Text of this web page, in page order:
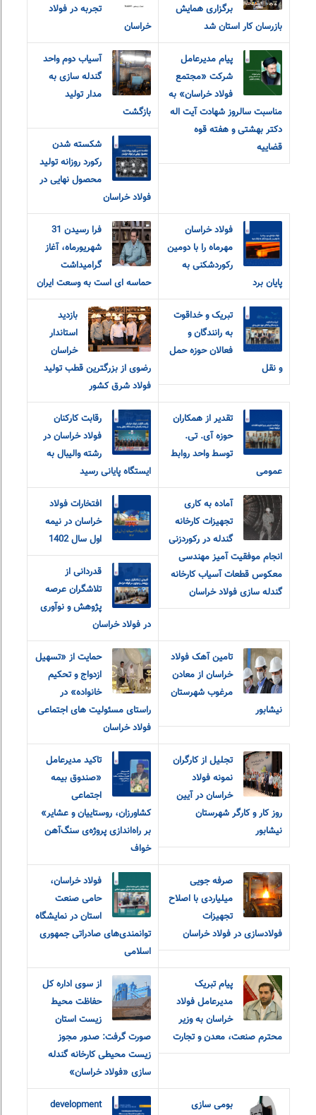
برگزاری همایش
بازرسان کار استان شد
تجربه در فولاد
خراسان
پیام مدیرعامل
شرکت «مجتمع
فولاد خراسان» به
مناسبت سالروز شهادت آیت اله
دکتر بهشتی و هفته قوه
قضاییه
آسیاب دوم واحد
گندله سازی به
مدار تولید
بازگشت
شکسته شدن
رکورد روزانه تولید
محصول نهایی در
فولاد خراسان
فولاد خراسان
مهرماه را با دومین
رکوردشکنی به
پایان برد
فرا رسیدن 31
شهریورماه، آغاز
گرامیداشت
حماسه ای است به وسعت ایران
تبریک و خداقوت
به رانندگان و
فعالان حوزه حمل
و نقل
بازدید
استاندار
خراسان
رضوی از بزرگترین قطب تولید
فولاد شرق کشور
تقدیر از همکاران
حوزه آی. تی.
توسط واحد روابط
عمومی
رقابت کارکنان
فولاد خراسان در
رشته والیبال به
ایستگاه پایانی رسید
آماده به کاری
تجهیزات کارخانه
گندله در رکوردزنی
انجام موفقیت آمیز مهندسی
معکوس قطعات آسیاب کارخانه
گندله سازی فولاد خراسان
افتخارات فولاد
خراسان در نیمه
اول سال 1402
قدردانی از
تلاشگران عرصه
پژوهش و نوآوری
در فولاد خراسان
تامین آهک فولاد
خراسان از معادن
مرغوب شهرستان
نیشابور
حمایت از «تسهیل
ازدواج و تحکیم
خانواده» در
راستای مسئولیت های اجتماعی
فولاد خراسان
تجلیل از کارگران
نمونه فولاد
خراسان در آیین
روز کار و کارگر شهرستان
نیشابور
تاکید مدیرعامل
«صندوق بیمه‌
اجتماعی
کشاورزان، روستاییان و عشایر»
بر راه‌اندازی پروژه‌ی سنگ‌آهن
خواف
صرفه جویی
میلیاردی با اصلاح
تجهیزات
فولادسازی در فولاد خراسان
فولاد خراسان،
حامی صنعت
استان در نمایشگاه
توانمندی‌های صادراتی جمهوری
اسلامی
پیام تبریک
مدیرعامل فولاد
خراسان به وزیر
محترم صنعت، معدن و تجارت
از سوی اداره کل
حفاظت محیط
زیست استان
صورت گرفت: صدور مجوز
زیست محیطی کارخانه گندله
سازی «فولاد خراسان»
بومی سازی
development